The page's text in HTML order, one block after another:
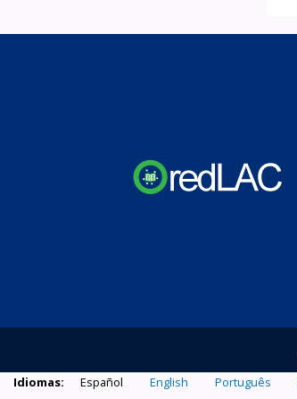
Idiomas: Español English Português